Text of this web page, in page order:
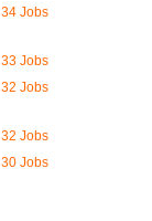
34 Jobs
33 Jobs
32 Jobs
32 Jobs
30 Jobs